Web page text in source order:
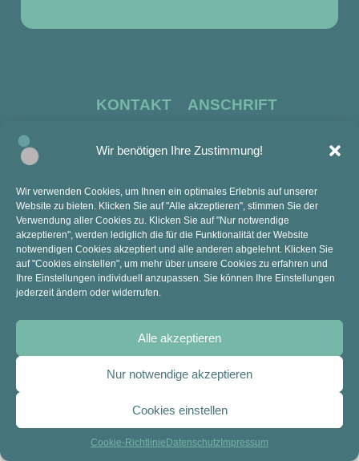
Wir benötigen Ihre Zustimmung!
Wir verwenden Cookies, um Ihnen ein optimales Erlebnis auf unserer
Website zu bieten. Klicken Sie auf "Alle akzeptieren", stimmen Sie der
Verwendung aller Cookies zu. Klicken Sie auf "Nur notwendige
akzeptieren", werden lediglich die für die Funktionalität der Website
notwendigen Cookies akzeptiert und alle anderen abgelehnt. Klicken Sie
auf "Cookies einstellen", um mehr über unsere Cookies zu erfahren und
Ihre Einstellungen individuell anzupassen. Sie können Ihre Einstellungen
jederzeit ändern oder widerrufen.
Alle akzeptieren
Nur notwendige akzeptieren
Cookies einstellen
Cookie-Richtlinie Datenschutz Impressum
KONTAKT
Mail: sekretariat@anne-frank-ge.de​
Tel.: 02841 94270
ANSCHRIFT
47445 Moers
RECHTLICHES
Impressum